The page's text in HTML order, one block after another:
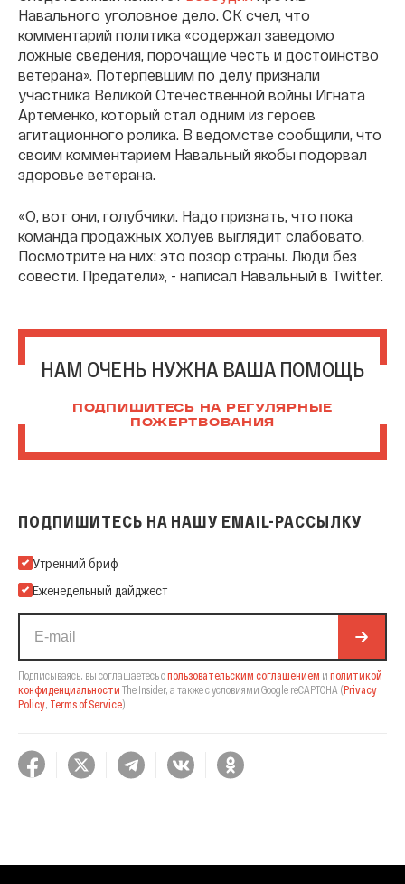
Навального уголовное дело. СК счел, что
комментарий политика «содержал заведомо
ложные сведения, порочащие честь и достоинство
ветерана». Потерпевшим по делу признали
участника Великой Отечественной войны Игната
Артеменко, который стал одним из героев
агитационного ролика. В ведомстве сообщили, что
своим комментарием Навальный якобы подорвал
здоровье ветерана.
«О, вот они, голубчики. Надо признать, что пока
команда продажных холуев выглядит слабовато.
Посмотрите на них: это позор страны. Люди без
совести. Предатели», - написал Навальный в Twitter.
НАМ ОЧЕНЬ НУЖНА ВАША ПОМОЩЬ
ПОДПИШИТЕСЬ НА РЕГУЛЯРНЫЕ
ПОЖЕРТВОВАНИЯ
ПОДПИШИТЕСЬ НА НАШУ EMAIL-РАССЫЛКУ
Подпишитесь на нашу Email-рассылку
Утренний бриф
Еженедельный дайджест
Подписываясь, вы соглашаетесь спользовательским соглашением и политикой
конфиденциальности The Insider, а также с условиями Google reCAPTCHA (Privacy
Policy, Terms of Service).